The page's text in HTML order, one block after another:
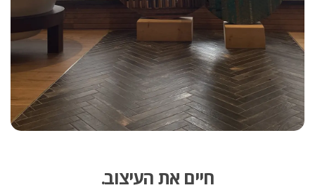
חיים את העיצוב.